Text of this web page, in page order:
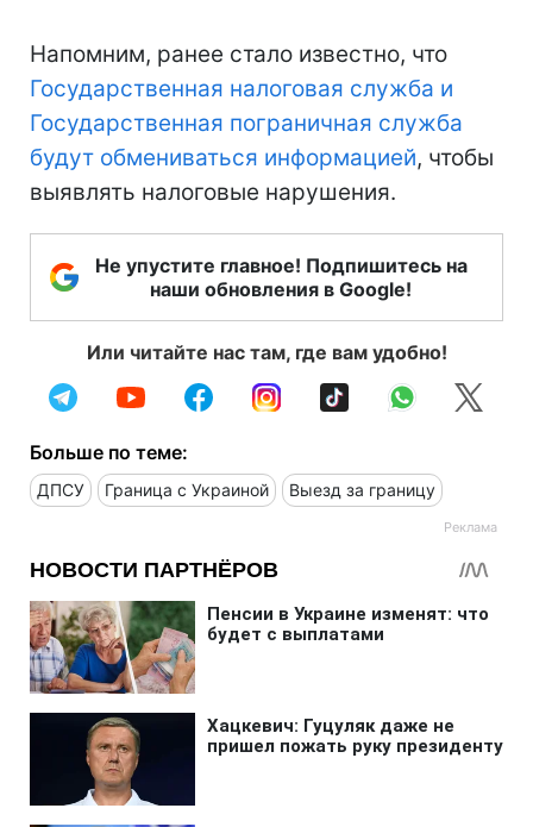
Напомним, ранее стало известно, что
Государственная налоговая служба и
Государственная пограничная служба
будут обмениваться информацией, чтобы
выявлять налоговые нарушения.
Не упустите главное! Подпишитесь на
наши обновления в Google!
Или читайте нас там, где вам удобно!
Больше по теме:
ДПСУ Граница с Украиной Выезд за границу